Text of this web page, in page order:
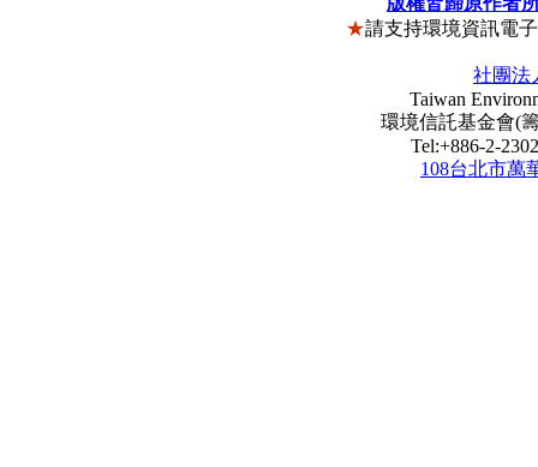
★請支持環境資訊電
社團法
Taiwan
環境信託基金會(籌
Tel:+886-2-
108台北市萬